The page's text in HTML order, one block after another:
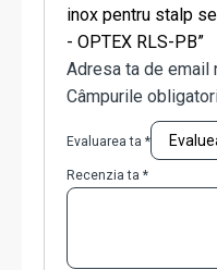
inox pentru stalp
- OPTEX RLS-PB”
Adresa ta de email
Câmpurile
Evaluarea ta *
Recenzia ta *